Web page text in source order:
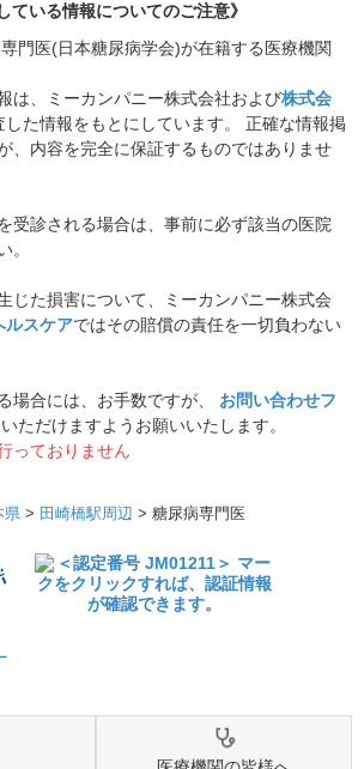
ている情報についてのご注意》
門医(日本糖尿病学会)が在籍する医療機関
は、ミーカンパニー株式会社および株式会
した情報をもとにしています。 正確な情報掲
、内容を完全に保証するものではありませ
受診される場合は、事前に必ず該当の医院
。
じた損害について、ミーカンパニー株式会
ルスケアではその賠償の責任を一切負わない
場合には、お手数ですが、 お問い合わせフ
ただけますようお願いいたします。
っておりません
県 > 田崎橋駅周辺 > 糖尿病専門医